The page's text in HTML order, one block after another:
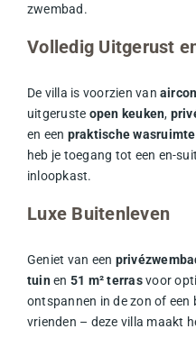
zwembad.
Volledig Uitgerust
De villa is voorzien van
uitgeruste open keuken,
en een praktische wasruimte
heb je toegang tot een en-
inloopkast.
Luxe Buitenleven
Geniet van een
tuinen 51 m² terrasvoor
ontspannen in de zon of
vrienden – deze villa maakt